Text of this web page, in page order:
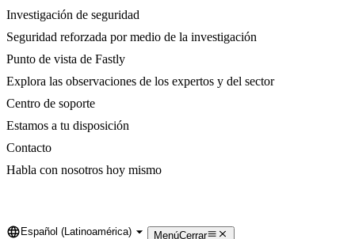
Investigación de seguridad
Seguridad reforzada por medio de la investigación
Punto de vista de Fastly
Explora las observaciones de los expertos y del sector
Centro de soporte
Estamos a tu disposición
Contacto
Habla con nosotros hoy mismo
Language
Español (Latinoamérica) MenúCerrar